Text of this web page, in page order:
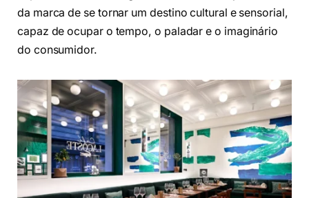
da marca de se tornar um destino cultural e sensorial,
capaz de ocupar o tempo, o paladar e o imaginário
do consumidor.